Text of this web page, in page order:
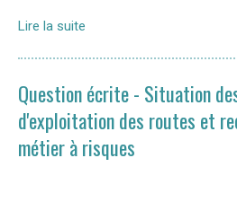
Lire la suite
Question écrite - Situation
d'exploitation des routes et
métier à risques